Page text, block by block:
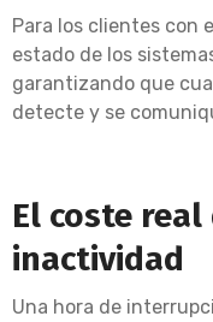
Para los clientes con
estado de los
garantizando que
detecte y se
El coste
inactividad
Una hora de